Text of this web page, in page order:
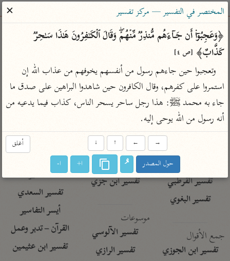
ساهم معنا في نشر القرآن والعلم الشرعي
الباحث القرآني
بحث علوم معاجم
Type 2 or more characters for results.
Type 1 or more
characters for results.
أمّهات
تفسير ابن كثير
تفسير القرطبي
تفسير البغوي
جمع الأقوال
تفسير ابن الجوزي
عامّة
فتح البيان للقنوجي
فتح القدير للشوكاني
تفسير ابن جزي
موسوعات
تفسير الآلوسي
تفسير الرازي
معاصرة
المختصر في
التفسير
تفسير السعدي
أيسر التفاسير
القرآن – تدبر وعمل
تفسير ابن عثيمين
المختصر في التفسير — مركز تفسير
✕
﴿وَعَجِبُوۤا۟ أَن جَاۤءَهُم مُّنذِرࣱ مِّنۡهُمۡۖ وَقَالَ ٱلۡكَـٰفِرُونَ هَـٰذَا سَـٰحِرࣱ
كَذَّابٌ﴾ [ص ٤]
أنه رسول من الله يوحى إليه.
أغلق →
←
↑
↓
حول المصدر ا+ ا-